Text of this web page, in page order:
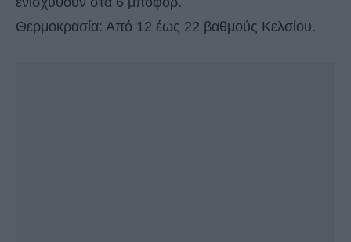
Θερμοκρασία: Από 12 έως 22 βαθμούς Κελσίου.